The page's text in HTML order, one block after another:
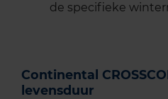
de specifieke
Continental
levensduur